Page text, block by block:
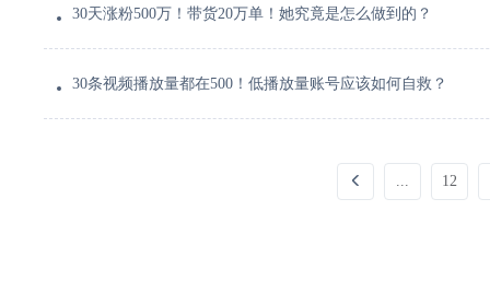
30天涨粉500万！带货20万单！她究竟是怎么做到的？
30条视频播放量都在500！低播放量账号应该如何自救？
... 12